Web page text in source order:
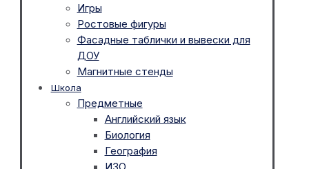
Игры
Ростовые фигуры
Фасадные таблички и вывески для
ДОУ
Магнитные стенды
Школа
Предметные
Английский язык
Биология
География